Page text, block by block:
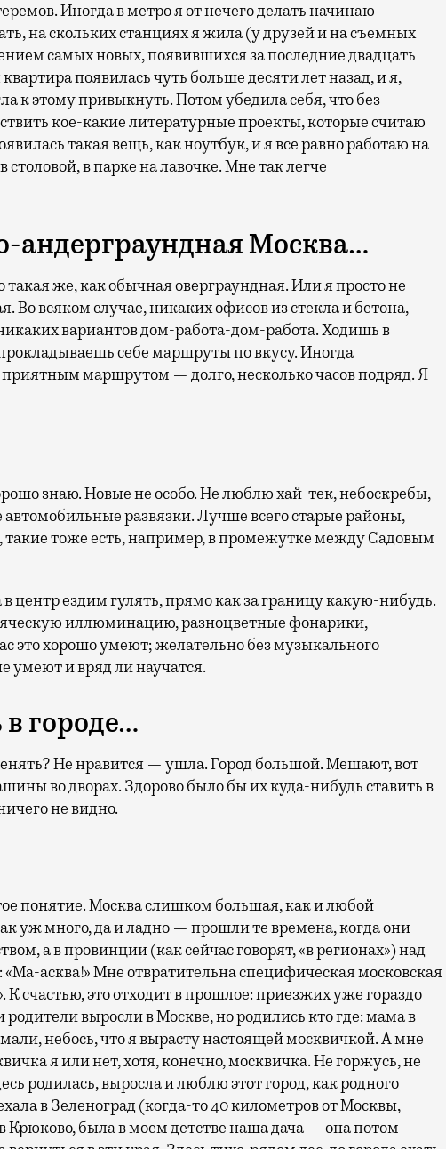
Иногда в метро я от нечего делать начинаю
на скольких станциях я жила (у друзей и на съемных
самых новых, появившихся за последние двадцать
появилась чуть больше десяти лет назад, и я,
к этому привыкнуть. Потом убедила себя, что без
кое-какие литературные проекты, которые считаю
такая вещь, как ноутбук, и я все равно работаю на
столовой, в парке на лавочке. Мне так легче
андерграундная Москва…
же, как обычная оверграундная. Или я просто не
Во всяком случае, никаких офисов из стекла и бетона,
вариантов дом-работа-дом-работа. Ходишь в
себе маршруты по вкусу. Иногда
маршрутом — долго, несколько часов подряд. Я
знаю. Новые не особо. Не люблю хай-тек, небоскребы,
развязки. Лучше всего старые районы,
тоже есть, например, в промежутке между Садовым
центр ездим гулять, прямо как за границу какую-нибудь.
иллюминацию, разноцветные фонарики,
это хорошо умеют; желательно без музыкального
умеют и вряд ли научатся.
городе…
Не нравится — ушла. Город большой. Мешают, вот
во дворах. Здорово было бы их куда-нибудь ставить в
не видно.
понятие. Москва слишком большая, как и любой
уж много, да и ладно — прошли те времена, когда они
а в провинции (как сейчас говорят, «в регионах») над
асква!» Мне отвратительна специфическая московская
К счастью, это отходит в прошлое: приезжих уже гораздо
выросли в Москве, но родились кто где: мама в
небось, что я вырасту настоящей москвичкой. А мне
я или нет, хотя, конечно, москвичка. Не горжусь, не
родилась, выросла и люблю этот город, как родного
в Зеленоград (когда-то 40 километров от Москвы,
Крюково, была в моем детстве наша дача — она потом